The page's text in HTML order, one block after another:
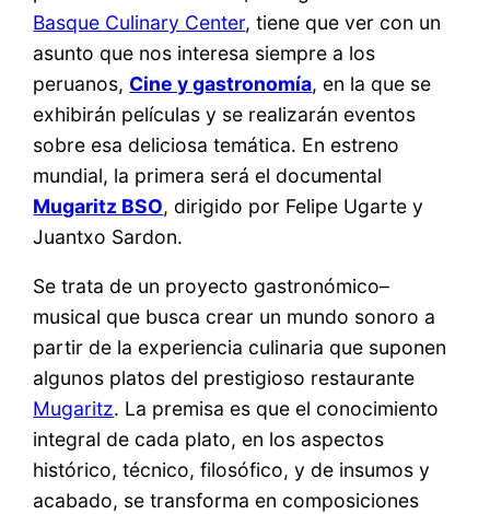
Basque Culinary Center, tiene que ver con un
asunto que nos interesa siempre a los
peruanos, Cine y gastronomía, en la que se
exhibirán películas y se realizarán eventos
sobre esa deliciosa temática. En estreno
mundial, la primera será el documental
Mugaritz BSO, dirigido por Felipe Ugarte y
Juantxo Sardon.
Se trata de un proyecto gastronómico–
musical que busca crear un mundo sonoro a
partir de la experiencia culinaria que suponen
algunos platos del prestigioso restaurante
Mugaritz. La premisa es que el conocimiento
integral de cada plato, en los aspectos
histórico, técnico, filosófico, y de insumos y
acabado, se transforma en composiciones